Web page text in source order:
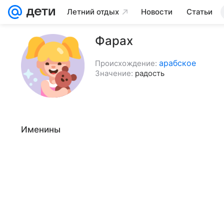
Летний отдых Новости Статьи
Фарах
Происхождение: арабское
Значение: радость
Именины